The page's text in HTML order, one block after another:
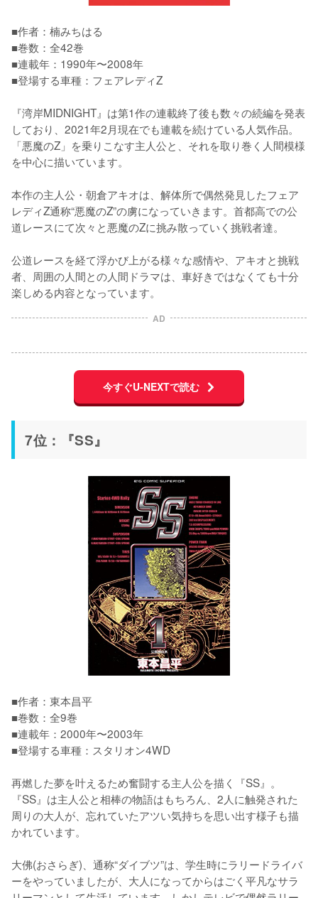
■作者：楠みちはる
■巻数：全42巻
■連載年：1990年〜2008年
■登場する車種：フェアレディZ
『湾岸MIDNIGHT』は第1作の連載終了後も数々の続編を発表
しており、2021年2月現在でも連載を続けている人気作品。
「悪魔のZ」を乗りこなす主人公と、それを取り巻く人間模様
を中心に描いています。
本作の主人公・朝倉アキオは、解体所で偶然発見したフェア
レディZ通称“悪魔のZ”の虜になっていきます。首都高での公
道レースにて次々と悪魔のZに挑み散っていく挑戦者達。
公道レースを経て浮かび上がる様々な感情や、アキオと挑戦
者、周囲の人間との人間ドラマは、車好きではなくても十分
楽しめる内容となっています。
AD
今すぐU-NEXTで読む
7位：『SS』
■作者：東本昌平
■巻数：全9巻
■連載年：2000年〜2003年
■登場する車種：スタリオン4WD
再燃した夢を叶えるため奮闘する主人公を描く『SS』。
『SS』は主人公と相棒の物語はもちろん、2人に触発された
周りの大人が、忘れていたアツい気持ちを思い出す様子も描
かれています。
大佛(おさらぎ)、通称“ダイブツ”は、学生時にラリードライバ
ーをやっていましたが、大人になってからはごく平凡なサラ